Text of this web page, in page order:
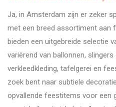
Ja, in Amsterdam zijn er zeker
met een breed assortiment aan
bieden een uitgebreide selectie
variërend van ballonnen,
verkleedkleding, tafelgerei en
zoek bent naar subtiele
opvallende feestitems voor een